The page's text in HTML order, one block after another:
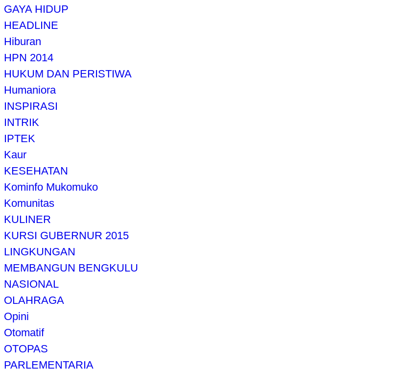
GAYA HIDUP
HEADLINE
Hiburan
HPN 2014
HUKUM DAN PERISTIWA
Humaniora
INSPIRASI
INTRIK
IPTEK
Kaur
KESEHATAN
Kominfo Mukomuko
Komunitas
KULINER
KURSI GUBERNUR 2015
LINGKUNGAN
MEMBANGUN BENGKULU
NASIONAL
OLAHRAGA
Opini
Otomatif
OTOPAS
PARLEMENTARIA